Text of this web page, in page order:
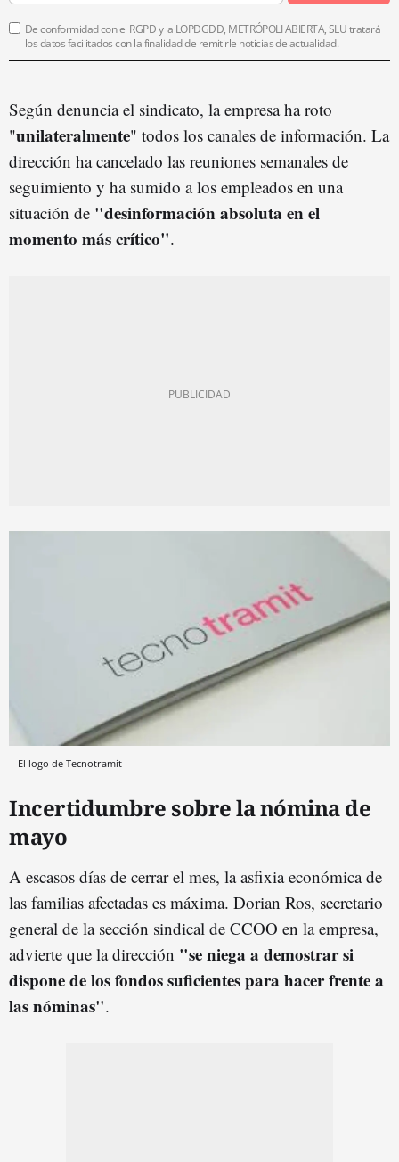
De conformidad con el RGPD y la LOPDGDD, METRÓPOLI ABIERTA, SLU tratará
los datos facilitados con la finalidad de remitirle noticias de actualidad.
Según denuncia el sindicato, la empresa ha roto
"unilateralmente" todos los canales de información. La
dirección ha cancelado las reuniones semanales de
seguimiento y ha sumido a los empleados en una
situación de "desinformación absoluta en el
momento más crítico".
El logo de Tecnotramit
Incertidumbre sobre la nómina de
mayo
A escasos días de cerrar el mes, la asfixia económica de
las familias afectadas es máxima. Dorian Ros, secretario
general de la sección sindical de CCOO en la empresa,
advierte que la dirección "se niega a demostrar si
dispone de los fondos suficientes para hacer frente a
las nóminas".